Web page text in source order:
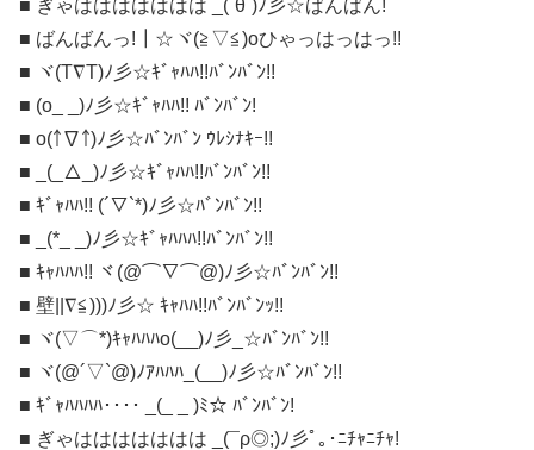
■ ぎゃははははははは _(`θ´)ﾉ彡☆ばんばん!
■ ばんばんっ!┃☆ヾ(≧▽≦)oひゃっはっはっ!!
■ ヾ(T∇T)ﾉ彡☆ｷﾞｬﾊﾊ!!ﾊﾞﾝﾊﾞﾝ!!
■ (o_ _)ﾉ彡☆ｷﾞｬﾊﾊ!! ﾊﾞﾝﾊﾞﾝ!
■ o(￪∇￪)ﾉ彡☆ﾊﾞﾝﾊﾞﾝ ｳﾚｼﾅｷｰ!!
■ _(_△_)ﾉ彡☆ｷﾞｬﾊﾊ!!ﾊﾞﾝﾊﾞﾝ!!
■ ｷﾞｬﾊﾊ!! (´▽`*)ﾉ彡☆ﾊﾞﾝﾊﾞﾝ!!
■ _(*_ _)ﾉ彡☆ｷﾞｬﾊﾊﾊ!!ﾊﾞﾝﾊﾞﾝ!!
■ ｷｬﾊﾊﾊ!! ヾ(@⌒∇⌒@)ﾉ彡☆ﾊﾞﾝﾊﾞﾝ!!
■ 壁||∇≦)))ﾉ彡☆ ｷｬﾊﾊ!!ﾊﾞﾝﾊﾞﾝｯ!!
■ ヾ(▽⌒*)ｷｬﾊﾊﾊo(__)ﾉ彡_☆ﾊﾞﾝﾊﾞﾝ!!
■ ヾ(@´▽`@)ﾉｱﾊﾊﾊ_(__)ﾉ彡☆ﾊﾞﾝﾊﾞﾝ!!
■ ｷﾞｬﾊﾊﾊﾊ････ _(_ _ )ﾐ☆ ﾊﾞﾝﾊﾞﾝ!
■ ぎゃははははははは _(¯ρ◎;)ﾉ彡ﾟ｡･ﾆﾁｬﾆﾁｬ!